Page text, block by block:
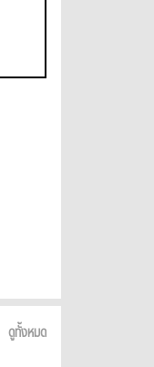
ดูทั้งหมด